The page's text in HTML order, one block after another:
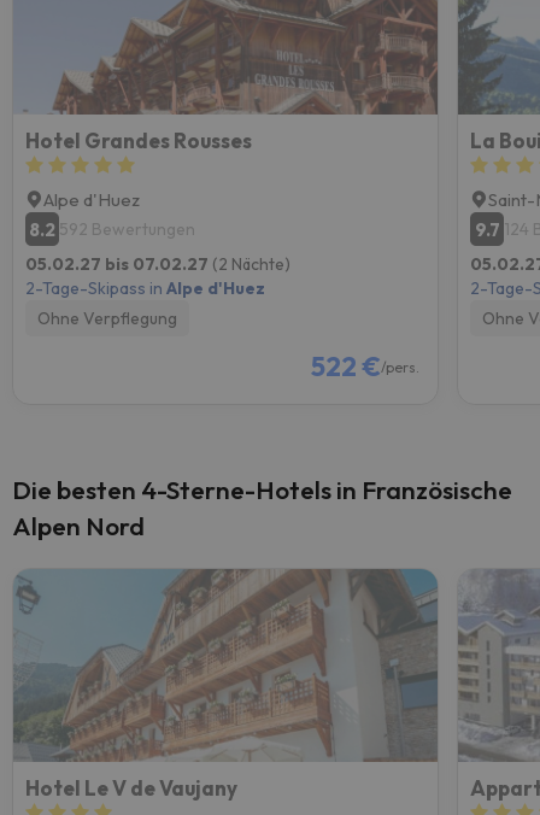
Hotel Grandes Rousses
Alpe d'Huez
8.2 592 Bewertungen
05.02.27 bis 07.02.27 (2 Nächte)
2-Tage-Skipass in Alpe d'Huez
Ohne Verpflegung
522 €/pers.
La
9.7 124
2-Tage-
Ohne
Die besten 4-Sterne-Hotels in Französische
Alpen Nord
Hotel Le V de Vaujany